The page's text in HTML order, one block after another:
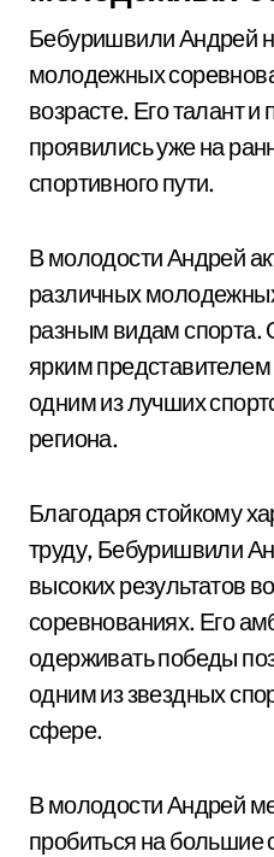
Бебуришвили Андрей
молодежных
возрасте. Его талант и
проявились уже на
спортивного пути.
В молодости Андрей
различных
разным видам спорта.
ярким представителем
одним из лучших
региона.
Благодаря стойкому
труду, Бебуришвили
высоких результатов
соревнованиях. Его
одерживать победы
одним из звездных
сфере.
В молодости Андрей
пробиться на большие